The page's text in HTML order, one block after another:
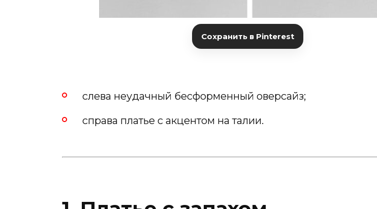
Сохранить в Pinterest
слева неудачный бесформенный оверсайз;
справа платье с акцентом на талии.